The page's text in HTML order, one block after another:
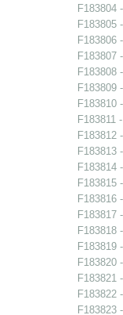
F183804
F183805
F183806
F183807
F183808
F183809
F183810
F183811
F183812
F183813
F183814
F183815
F183816
F183817
F183818
F183819
F183820
F183821
F183822
F183823